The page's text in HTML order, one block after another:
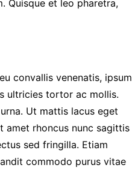
Quisque et leo pharetra,
convallis venenatis, ipsum
ultricies tortor ac mollis.
Ut mattis lacus eget
amet rhoncus nunc sagittis
sed fringilla. Etiam
commodo purus vitae